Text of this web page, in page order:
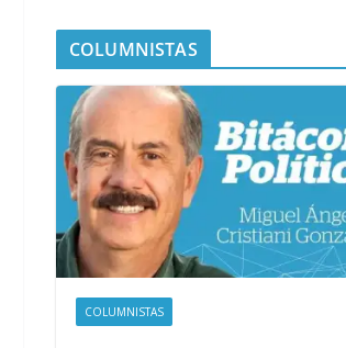
COLUMNISTAS
COLUMNISTAS